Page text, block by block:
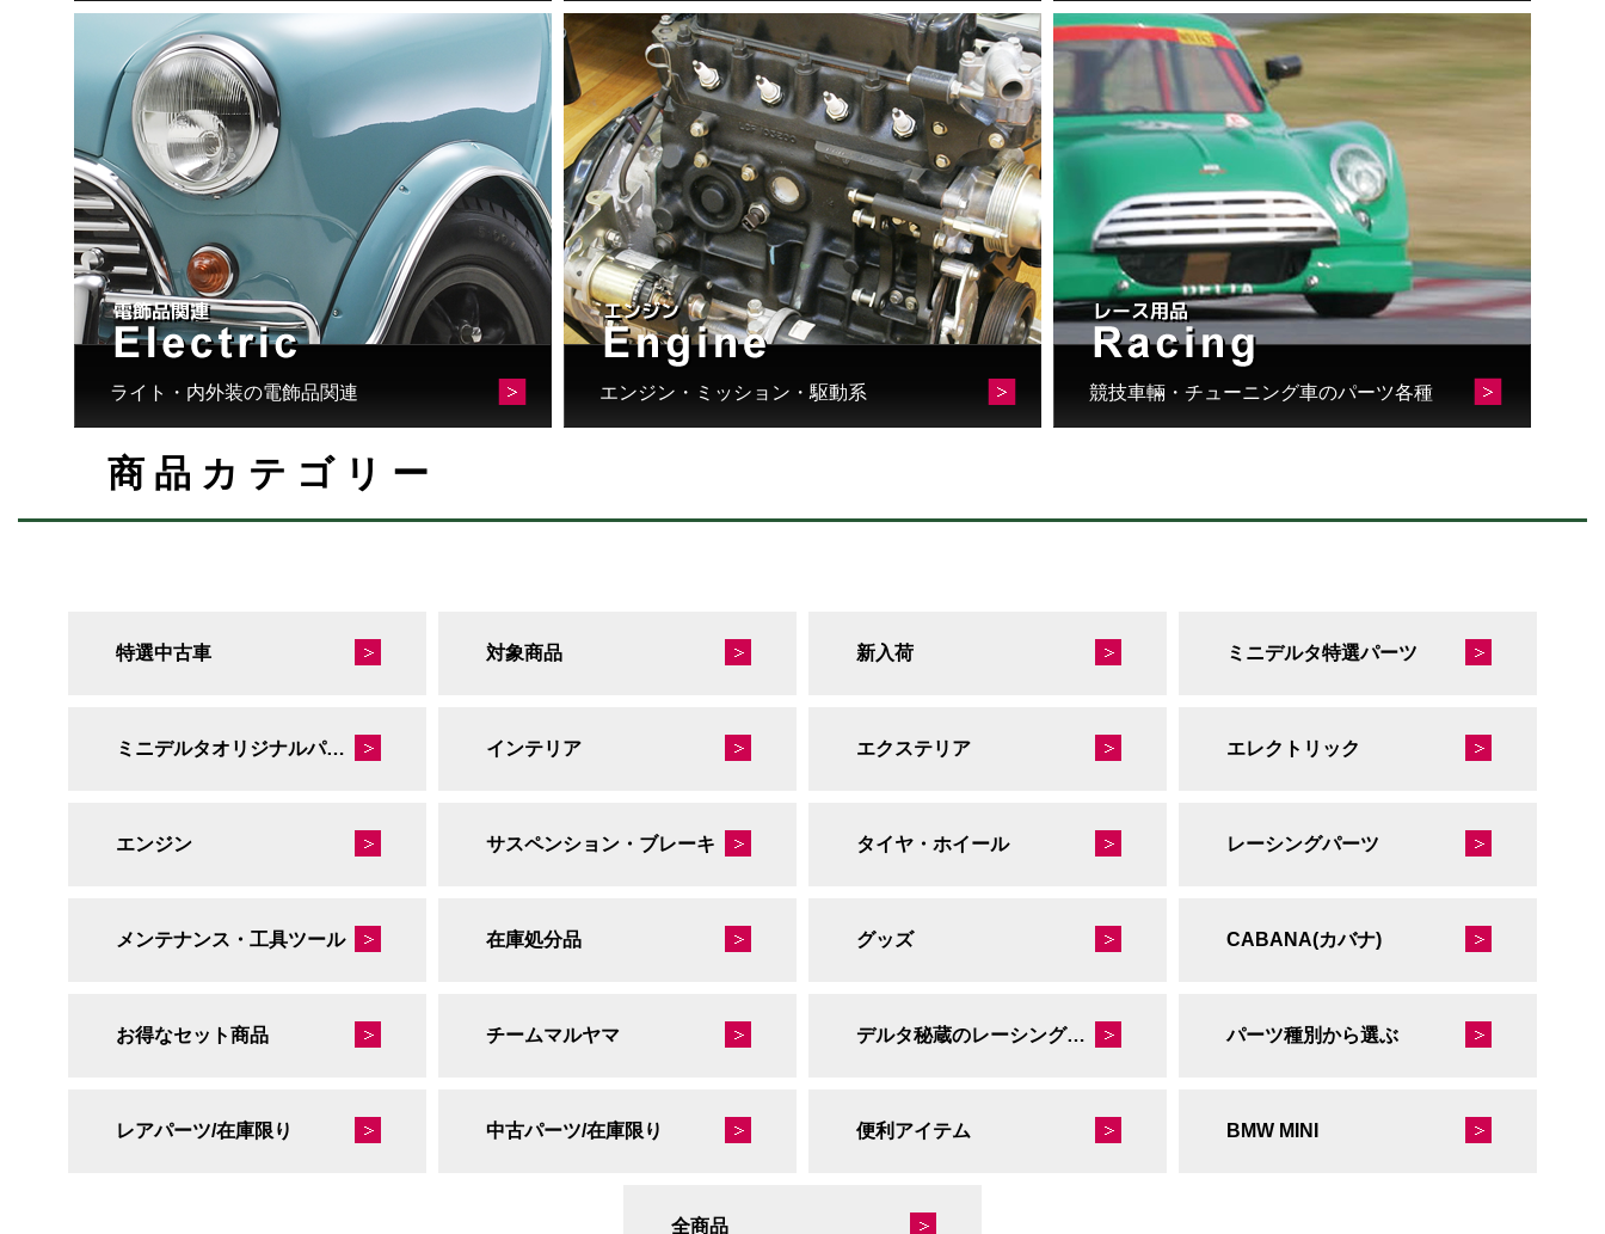
ライト・内外装の電飾品関連 エンジン・ミッション・駆動系 競技車輛・チューニング車のパーツ各種
商品カテゴリー
特選中古車 対象商品 新入荷 ミニデルタ特選パーツ
ミニデルタオリジナルパーツ インテリア エクステリア エレクトリック
エンジン サスペンション・ブレーキ タイヤ・ホイール レーシングパーツ
メンテナンス・工具ツール 在庫処分品 グッズ CABANA(カバナ)
お得なセット商品 チームマルヤマ デルタ秘蔵のレーシングコレクション パーツ種別から選ぶ
レアパーツ/在庫限り 中古パーツ/在庫限り 便利アイテム BMW MINI
全商品